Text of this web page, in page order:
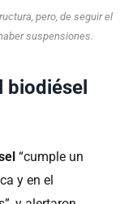
pero, de seguir el
suspensiones.
biodiésel
“cumple un
y en el